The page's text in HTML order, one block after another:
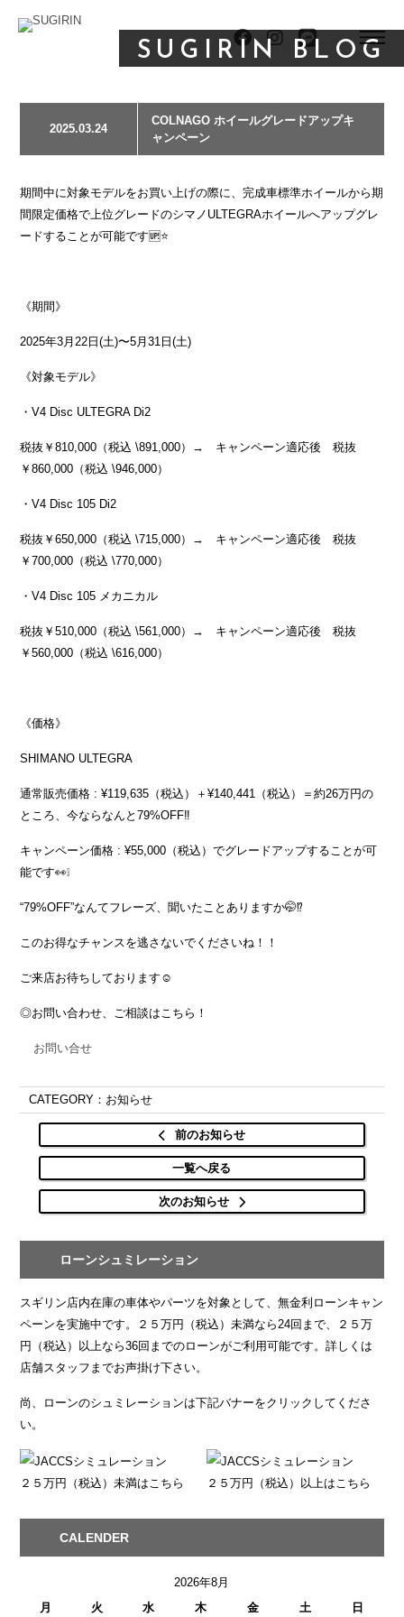
SUGIRIN BLOG
2025.03.24
COLNAGO ホイールグレードアップキ
ャンペーン
期間中に対象モデルをお買い上げの際に、完成車標準ホイールから期
間限定価格で上位グレードのシマノULTEGRAホイールへアップグレ
ードすることが可能です🆙⭐️
《期間》
2025年3月22日(土)〜5月31日(土)
《対象モデル》
・V4 Disc ULTEGRA Di2
税抜￥810,000（税込 \891,000）→ キャンペーン適応後 税抜
￥860,000（税込 \946,000）
・V4 Disc 105 Di2
税抜￥650,000（税込 \715,000）→ キャンペーン適応後 税抜
￥700,000（税込 \770,000）
・V4 Disc 105 メカニカル
税抜￥510,000（税込 \561,000）→ キャンペーン適応後 税抜
￥560,000（税込 \616,000）
《価格》
SHIMANO ULTEGRA
通常販売価格 : ¥119,635（税込）＋¥140,441（税込）＝約26万円の
ところ、今ならなんと79%OFF‼️
キャンペーン価格 : ¥55,000（税込）でグレードアップすることが可
能です👀❕
“79%OFF”なんてフレーズ、聞いたことありますか🤭⁉️
このお得なチャンスを逃さないでくださいね！！
ご来店お待ちしております☺️
◎お問い合わせ、ご相談はこちら！
お問い合せ
CATEGORY：お知らせ
前のお知らせ
一覧へ戻る
次のお知らせ
ローンシュミレーション
スギリン店内在庫の車体やパーツを対象として、無金利ローンキャン
ペーンを実施中です。２５万円（税込）未満なら24回まで、２５万
円（税込）以上なら36回までのローンがご利用可能です。詳しくは
店舗スタッフまでお声掛け下さい。
尚、ローンのシュミレーションは下記バナーをクリックしてくださ
い。
２５万円（税込）未満はこちら ２５万円（税込）以上はこちら
CALENDER
2026年8月
月
火 水 木 金 土 日